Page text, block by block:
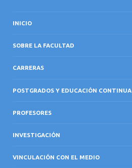
INICIO
SOBRE LA FACULTAD
CARRERAS
POSTGRADOS Y EDUCACIÓN CONTINUA
PROFESORES
INVESTIGACIÓN
VINCULACIÓN CON EL MEDIO